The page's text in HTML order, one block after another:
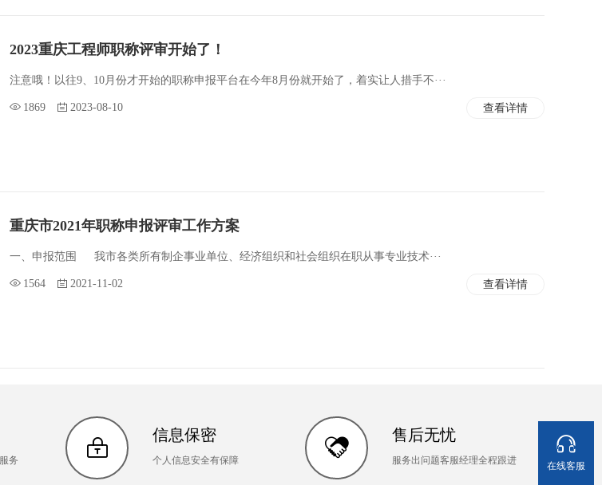
2023重庆工程师职称评审开始了！
注意哦！以往9、10月份才开始的职称申报平台在今年8月份就开始了，着实让人措手不···
1869 2023-08-10 查看详情
重庆市2021年职称申报评审工作方案
一、申报范围 我市各类所有制企事业单位、经济组织和社会组织在职从事专业技术···
1564 2021-11-02 查看详情
务
信息保密
个人信息安全有保障
售后无忧
服务出问题客服经理全程跟进 在线客服